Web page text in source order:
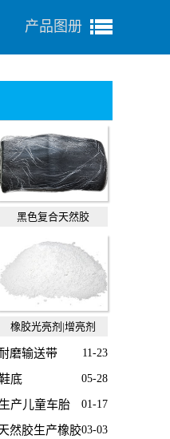
产品图册
黑色复合天然胶
橡胶光亮剂|增亮剂
11-23
磨输送带
05-28
底
01-17
产儿童车胎
03-03
然胶生产橡胶